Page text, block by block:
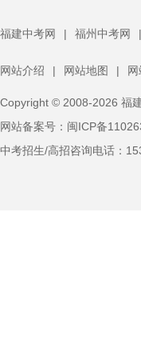
福建中考网 | 福州中考网 |
网站介绍 | 网站地图 |
Copyright © 2008-2026 福
网站备案号： 闽ICP备
中考招生/高招咨询电话：